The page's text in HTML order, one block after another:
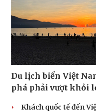
Du lịch biển Việt
phá phải vượt khỏi
Khách quốc tế đến